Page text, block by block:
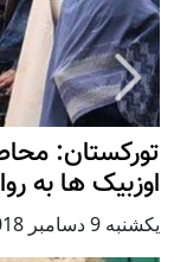
تورکستان:
اوزبیک ها به
يكشنبه 9 دسامبر 2018